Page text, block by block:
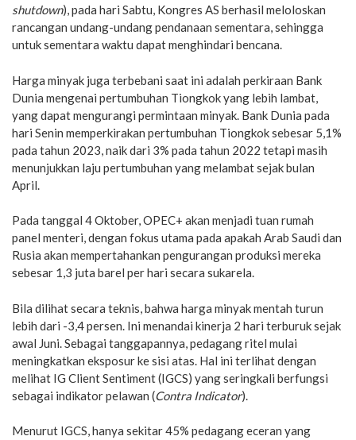
shutdown), pada hari Sabtu, Kongres AS berhasil meloloskan
rancangan undang-undang pendanaan sementara, sehingga
untuk sementara waktu dapat menghindari bencana.
Harga minyak juga terbebani saat ini adalah perkiraan Bank
Dunia mengenai pertumbuhan Tiongkok yang lebih lambat,
yang dapat mengurangi permintaan minyak. Bank Dunia pada
hari Senin memperkirakan pertumbuhan Tiongkok sebesar 5,1%
pada tahun 2023, naik dari 3% pada tahun 2022 tetapi masih
menunjukkan laju pertumbuhan yang melambat sejak bulan
April.
Pada tanggal 4 Oktober, OPEC+ akan menjadi tuan rumah
panel menteri, dengan fokus utama pada apakah Arab Saudi dan
Rusia akan mempertahankan pengurangan produksi mereka
sebesar 1,3 juta barel per hari secara sukarela.
Bila dilihat secara teknis, bahwa harga minyak mentah turun
lebih dari -3,4 persen. Ini menandai kinerja 2 hari terburuk sejak
awal Juni. Sebagai tanggapannya, pedagang ritel mulai
meningkatkan eksposur ke sisi atas. Hal ini terlihat dengan
melihat IG Client Sentiment (IGCS) yang seringkali berfungsi
sebagai indikator pelawan (Contra Indicator).
Menurut IGCS, hanya sekitar 45% pedagang eceran yang